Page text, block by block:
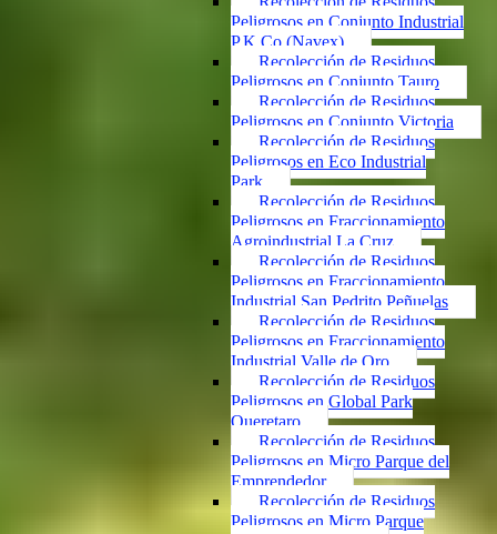
Peligrosos en Conjunto Industrial
P.K.Co (Navex)
Recolección de Residuos
Peligrosos en Conjunto Tauro
Recolección de Residuos
Peligrosos en Conjunto Victoria
Recolección de Residuos
Peligrosos en Eco Industrial
Park
Recolección de Residuos
Peligrosos en Fraccionamiento
Agroindustrial La Cruz
Recolección de Residuos
Peligrosos en Fraccionamiento
Industrial San Pedrito Peñuelas
Recolección de Residuos
Peligrosos en Fraccionamiento
Industrial Valle de Oro
Recolección de Residuos
Peligrosos en Global Park
Queretaro
Recolección de Residuos
Peligrosos en Micro Parque del
Emprendedor
Recolección de Residuos
Peligrosos en Micro Parque